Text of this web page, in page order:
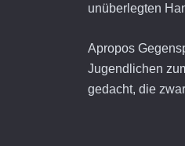
unüberlegten
Apropos
Jugendlichen
gedacht, die